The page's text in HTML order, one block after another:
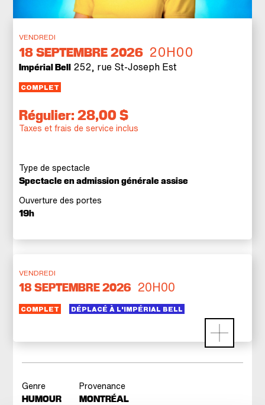
VENDREDI
18SEPTEMBRE 2026 20H00
Impérial Bell 252, rue St-Joseph Est
COMPLET
Régulier: 28,00 $
Taxes et frais de service inclus
Type de spectacle
Spectacle en admission générale assise
Ouverture des portes
19h
VENDREDI
18 SEPTEMBRE 2026 20H00
COMPLET DÉPLACÉ À L'IMPÉRIAL BELL
Genre
HUMOUR
Provenance
MONTRÉAL